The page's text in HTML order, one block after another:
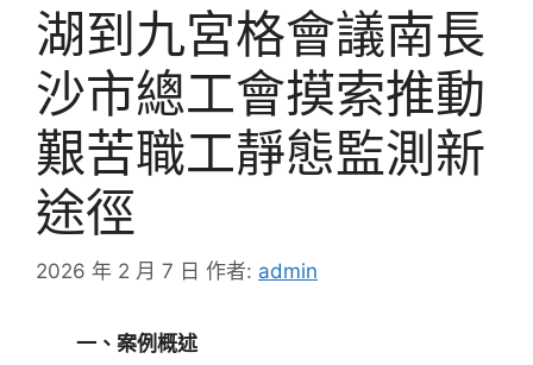
湖到九宮格會議南長
沙市總工會摸索推動
艱苦職工靜態監測新
途徑
2026 年 2 月 7 日 作者: admin
一、案例概述